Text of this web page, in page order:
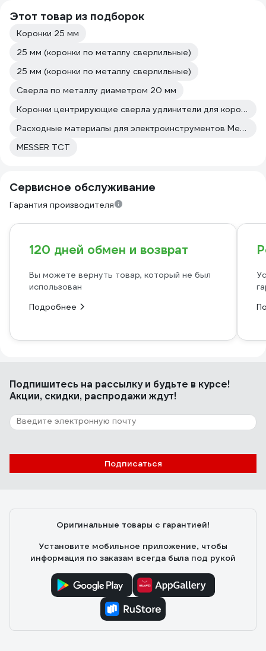
Этот товар из подборок
Коронки 25 мм
25 мм (коронки по металлу сверлильные)
25 мм (коронки по металлу сверлильные)
Сверла по металлу диаметром 20 мм
Коронки центрирующие сверла удлинители для коронок Практика
Расходные материалы для электроинструментов Messer
MESSER ТСТ
Сервисное обслуживание
Гарантия производителя
120 дней обмен и возврат
Вы можете вернуть товар, который не был
использован
Подробнее
Подпишитесь на рассылкуи будьте в курсе!
Акции, скидки, распродажи ждут!
Подписаться
Оригинальные товары с гарантией!
Установите мобильное приложение, чтобы
информация по заказам всегда была под рукой